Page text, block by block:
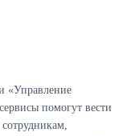
«Управление
помогут вести